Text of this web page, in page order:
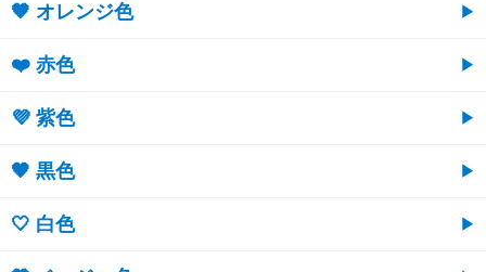
🧡 オレンジ色
❤️ 赤色
💜 紫色
🖤 黒色
🤍 白色